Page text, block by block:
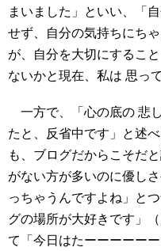
まいました」といい、「
せず、自分の気持ちにち
が、自分を大切にするこ
ないかと現在、私は 思っ
一方で、「心の底の 悲
たと、反省中です」と述
も、ブログだからこそだ
がない方が多いのに優し
っちゃうんですよね」と
グの場所が大好きです」
て「今日はたーーーーー